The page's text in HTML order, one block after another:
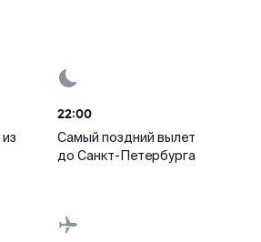
22:00
Самый поздний вылет
до Санкт-Петербурга